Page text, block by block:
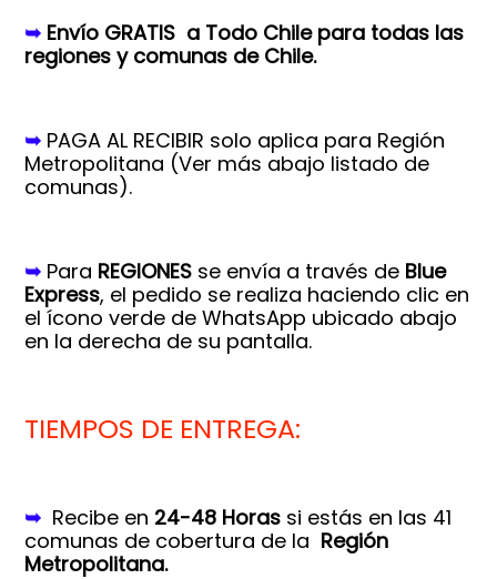
➥ Envío GRATIS a Todo Chile para todas las
regiones y comunas de Chile.
➥ PAGA AL RECIBIR solo aplica para Región
Metropolitana (Ver más abajo listado de
comunas).
➥ Para REGIONES se envía a través de Blue
Express, el pedido se realiza haciendo clic en
el ícono verde de WhatsApp ubicado abajo
en la derecha de su pantalla.
TIEMPOS DE ENTREGA:
➥ Recibe en 24-48 Horas si estás en las 41
comunas de cobertura de la Región
Metropolitana.